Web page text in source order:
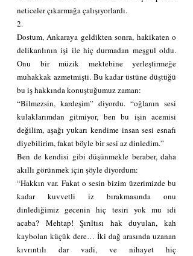
neticeler çıkarmağa çalışıyorlardı.
2.
Dostum, Ankaraya geldikten sonra, hakikaten o
delikanlının işi ile hiç durmadan meşgul oldu.
Onu bir müzik mektebine yerleştirmeğe
muhakkak azmetmişti. Bu kadar üstüne düştüğü
bu iş hakkında konuştuğumuz zaman:
“Bilmezsin, kardeşim” diyordu. “oğlanın sesi
kulaklarımdan gitmiyor, ben bu işin acemisi
değilim, aşağı yukarı kendime insan sesi esnafı
diyebilirim, fakat böyle bir sesi az dinledim.”
Ben de kendisi gibi düşünmekle beraber, daha
akıllı görünmek için şöyle diyordum:
“Hakkın var. Fakat o sesin bizim üzerimizde bu
kadar kuvvetli iz bırakmasında onu
dinlediğimiz gecenin hiç tesiri yok mu idi
acaba? Mehtap! Şırıltısı hak duyulan, kah
kaybolan küçük dere… İki dağ arasında uzanan
kıvrıntılı dar vadi, ve nihayet hiç